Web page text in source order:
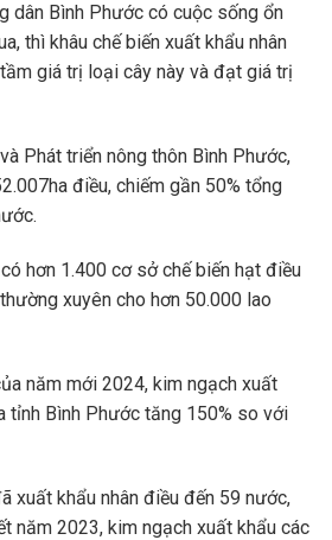
dân Bình Phước có cuộc sống ổn
thì khâu chế biến xuất khẩu nhân
giá trị loại cây này và đạt giá trị
Phát triển nông thôn Bình Phước,
điều, chiếm gần 50% tổng
hơn 1.400 cơ sở chế biến hạt điều
xuyên cho hơn 50.000 lao
năm mới 2024, kim ngạch xuất
tỉnh Bình Phước tăng 150% so với
xuất khẩu nhân điều đến 59 nước,
năm 2023, kim ngạch xuất khẩu các